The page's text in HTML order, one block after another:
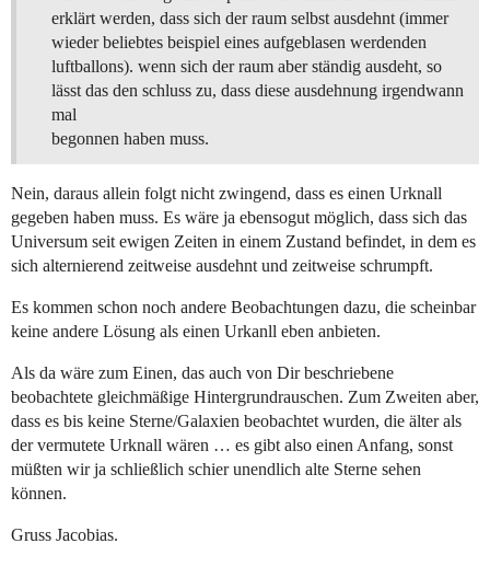
erklärt werden, dass sich der raum selbst ausdehnt (immer
wieder beliebtes beispiel eines aufgeblasen werdenden
luftballons). wenn sich der raum aber ständig ausdeht, so
lässt das den schluss zu, dass diese ausdehnung irgendwann
mal
begonnen haben muss.
Nein, daraus allein folgt nicht zwingend, dass es einen Urknall
gegeben haben muss. Es wäre ja ebensogut möglich, dass sich das
Universum seit ewigen Zeiten in einem Zustand befindet, in dem es
sich alternierend zeitweise ausdehnt und zeitweise schrumpft.
Es kommen schon noch andere Beobachtungen dazu, die scheinbar
keine andere Lösung als einen Urkanll eben anbieten.
Als da wäre zum Einen, das auch von Dir beschriebene
beobachtete gleichmäßige Hintergrundrauschen. Zum Zweiten aber,
dass es bis keine Sterne/Galaxien beobachtet wurden, die älter als
der vermutete Urknall wären … es gibt also einen Anfang, sonst
müßten wir ja schließlich schier unendlich alte Sterne sehen
können.
Gruss Jacobias.